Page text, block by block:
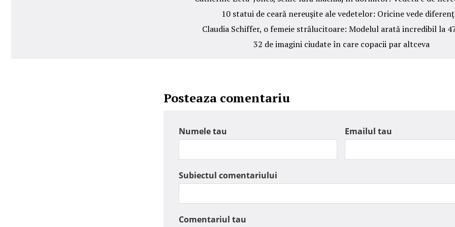
10 statui de ceară nereuşite ale vedetelor: Oricine vede
Claudia Schiffer, o femeie strălucitoare: Modelul arată incredibil la
32 de imagini ciudate în care copacii par altceva
Posteaza comentariu
Numele tau Emailul tau
Subiectul comentariului
Comentariul tau